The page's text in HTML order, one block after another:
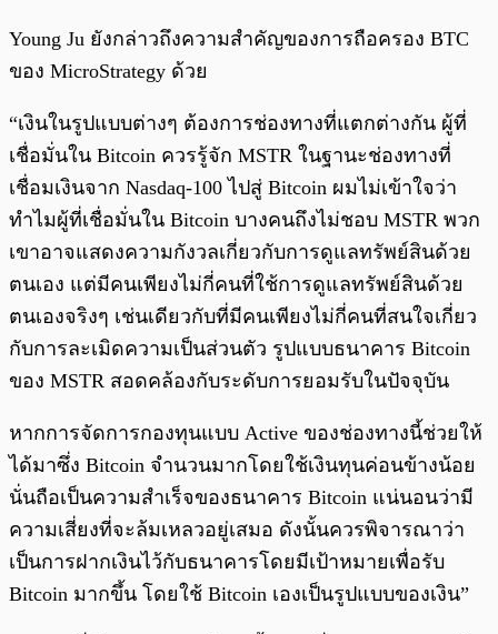
Young Ju ยังกล่าวถึงความสำคัญของการถือครอง BTC
ของ MicroStrategy ด้วย
“เงินในรูปแบบต่างๆ ต้องการช่องทางที่แตกต่างกัน ผู้ที่
เชื่อมั่นใน Bitcoin ควรรู้จัก MSTR ในฐานะช่องทางที่
เชื่อมเงินจาก Nasdaq-100 ไปสู่ Bitcoin ผมไม่เข้าใจว่า
ทำไมผู้ที่เชื่อมั่นใน Bitcoin บางคนถึงไม่ชอบ MSTR พวก
เขาอาจแสดงความกังวลเกี่ยวกับการดูแลทรัพย์สินด้วย
ตนเอง แต่มีคนเพียงไม่กี่คนที่ใช้การดูแลทรัพย์สินด้วย
ตนเองจริงๆ เช่นเดียวกับที่มีคนเพียงไม่กี่คนที่สนใจเกี่ยว
กับการละเมิดความเป็นส่วนตัว รูปแบบธนาคาร Bitcoin
ของ MSTR สอดคล้องกับระดับการยอมรับในปัจจุบัน
หากการจัดการกองทุนแบบ Active ของช่องทางนี้ช่วยให้
ได้มาซึ่ง Bitcoin จำนวนมากโดยใช้เงินทุนค่อนข้างน้อย
นั่นถือเป็นความสำเร็จของธนาคาร Bitcoin แน่นอนว่ามี
ความเสี่ยงที่จะล้มเหลวอยู่เสมอ ดังนั้นควรพิจารณาว่า
เป็นการฝากเงินไว้กับธนาคารโดยมีเป้าหมายเพื่อรับ
Bitcoin มากขึ้น โดยใช้ Bitcoin เองเป็นรูปแบบของเงิน”